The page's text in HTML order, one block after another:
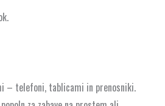
– telefoni, tablicami in prenosniki.